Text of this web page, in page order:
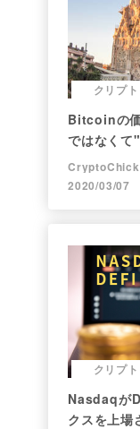
クリプト
Bitcoinの
ではなくて
CryptoChick
2020/03/07
クリプト
Nasdaqが
クスを上場